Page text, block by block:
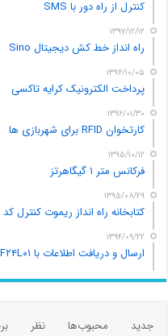
کنترل از راه دور با SMS
۱۳۹۷/۱۲/۱۲
راه انداز خط کش دیجیتال Sino
۱۳۹۶/۱۰/۰۵
پرداخت الکترونیک کرایه تاکسی
۱۳۹۶/۰۱/۳۰
کارتخوان RFID برای شهربازی ها
۱۳۹۵/۱۰/۱۲
فرکانس متر ۱ گیگاهرتز
۱۳۹۵/۰۸/۲۹
کتابخانه راه انداز ریموت کنترل
۱۳۹۴/۰۹/۲۲
ارسال و دریافت اطلاعات با NRF۲۴L۰۱
جدید محبوب‌ها نظر